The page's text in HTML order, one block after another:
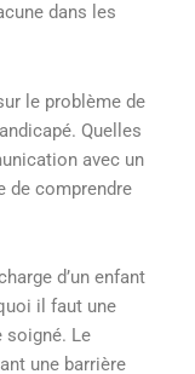
dans les
le problème de
Quelles
avec un
de comprendre
d’un enfant
il faut une
soigné. Le
une barrière